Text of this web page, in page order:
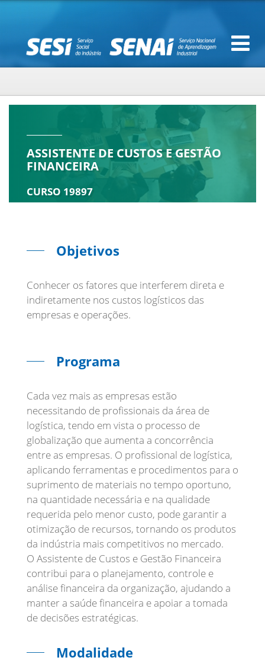
ASSISTENTE DE CUSTOS E GESTÃO
FINANCEIRA
CURSO 19897
Objetivos
Conhecer os fatores que interferem direta e
indiretamente nos custos logísticos das
empresas e operações.
Programa
Cada vez mais as empresas estão
necessitando de profissionais da área de
logística, tendo em vista o processo de
globalização que aumenta a concorrência
entre as empresas. O profissional de logística,
aplicando ferramentas e procedimentos para o
suprimento de materiais no tempo oportuno,
na quantidade necessária e na qualidade
requerida pelo menor custo, pode garantir a
otimização de recursos, tornando os produtos
da indústria mais competitivos no mercado.
O Assistente de Custos e Gestão Financeira
contribui para o planejamento, controle e
análise financeira da organização, ajudando a
manter a saúde financeira e apoiar a tomada
Modalidade